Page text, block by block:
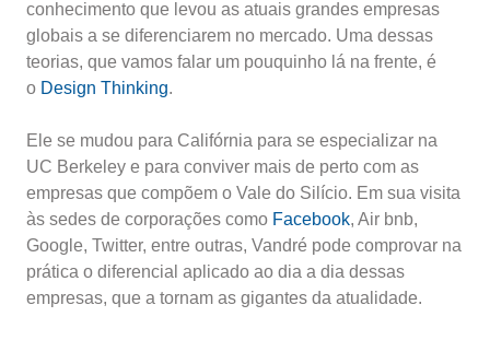
conhecimento que levou as atuais grandes empresas
globais a se diferenciarem no mercado. Uma dessas
teorias, que vamos falar um pouquinho lá na frente, é
o Design Thinking.
Ele se mudou para Califórnia para se especializar na
UC Berkeley e para conviver mais de perto com as
empresas que compõem o Vale do Silício. Em sua visita
às sedes de corporações como Facebook, Air bnb,
Google, Twitter, entre outras, Vandré pode comprovar na
prática o diferencial aplicado ao dia a dia dessas
empresas, que a tornam as gigantes da atualidade.